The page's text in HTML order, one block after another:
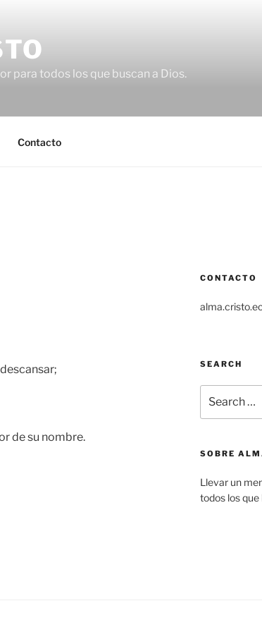
para todos los que buscan a Dios.
Contacto
de su nombre.
CONTACTO
SEARCH
for:
SOBRE
Llevar un
todos los que